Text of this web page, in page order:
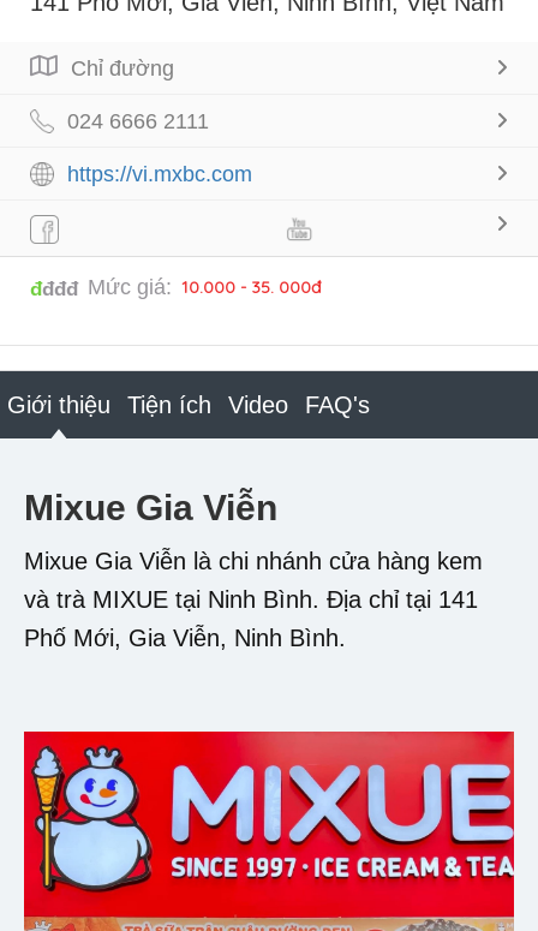
Chỉ đường
024 6666 2111
https://vi.mxbc.com
đđđđ Mức giá: 10.000 - 35. 000đ
Giới thiệu Tiện ích Video FAQ's
Mixue Gia Viễn
Mixue Gia Viễn là chi nhánh cửa hàng kem
và trà MIXUE tại Ninh Bình. Địa chỉ tại 141
Phố Mới, Gia Viễn, Ninh Bình.